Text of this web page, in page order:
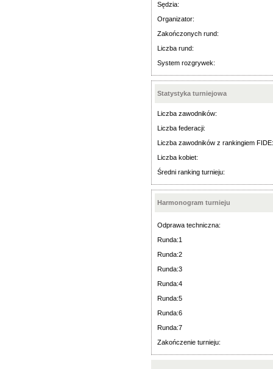
Sędzia:
Organizator:
Zakończonych rund:
Liczba rund:
System rozgrywek:
Statystyka turniejowa
Liczba zawodników:
Liczba federacji:
Liczba zawodników z rankingiem FIDE:
Liczba kobiet:
Średni ranking turnieju:
Harmonogram turnieju
Odprawa techniczna:
Runda:1
Runda:2
Runda:3
Runda:4
Runda:5
Runda:6
Runda:7
Zakończenie turnieju: